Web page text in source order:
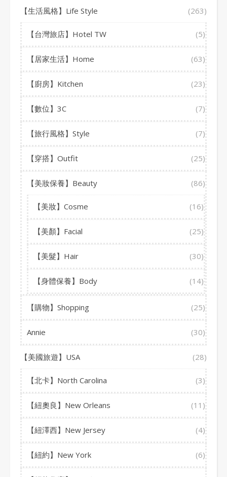
【生活風格】Life Style (263)
【台灣旅店】Hotel TW (5)
【居家生活】Home (63)
【廚房】Kitchen (23)
【數位】3C (7)
【旅行風格】Style (7)
【穿搭】Outfit (25)
【美妝保養】Beauty (86)
【美妝】Cosme (16)
【美顏】Facial (25)
【美髮】Hair (30)
【身體保養】Body (14)
【購物】Shopping (25)
Annie (30)
【美國旅遊】USA (28)
【北卡】North Carolina (3)
【紐奧良】New Orleans (11)
【紐澤西】New Jersey (4)
【紐約】New York (6)